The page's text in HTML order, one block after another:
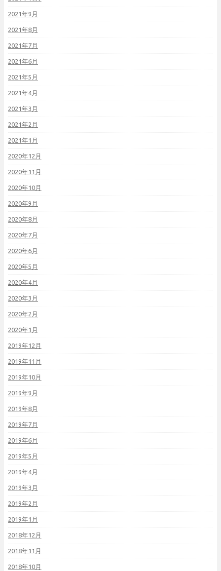
2021年9月
2021年8月
2021年7月
2021年6月
2021年5月
2021年4月
2021年3月
2021年2月
2021年1月
2020年12月
2020年11月
2020年10月
2020年9月
2020年8月
2020年7月
2020年6月
2020年5月
2020年4月
2020年3月
2020年2月
2020年1月
2019年12月
2019年11月
2019年10月
2019年9月
2019年8月
2019年7月
2019年6月
2019年5月
2019年4月
2019年3月
2019年2月
2019年1月
2018年12月
2018年11月
2018年10月